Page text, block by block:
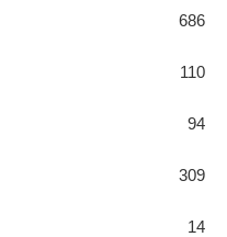
686
110
94
309
14